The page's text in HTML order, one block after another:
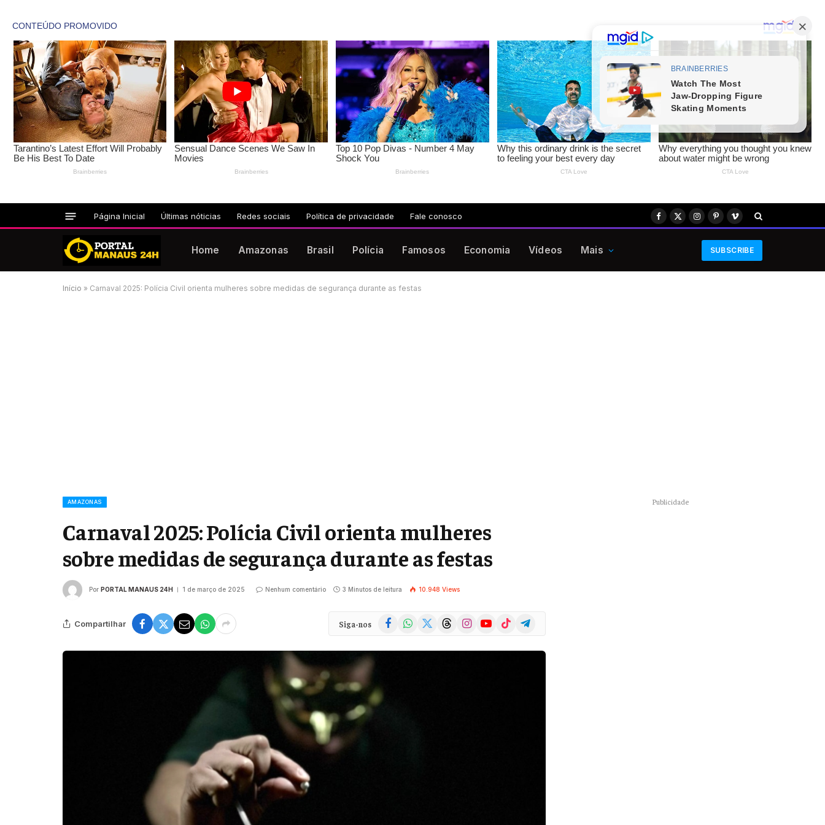
Página Inicial Últimas nóticias Redes sociais Política de privacidade Fale conosco Facebook
X
Instagram
PinterestVimeo
Home Amazonas Brasil Polícia Famosos Economia Vídeos Mais SUBSCRIBE
Início » Carnaval 2025: Polícia Civil orienta mulheres sobre medidas de segurança durante as festas
AMAZONAS
Carnaval 2025: Polícia Civil orienta mulheres
sobre medidas de segurança durante as festas
Por PORTAL MANAUS 24H 1 de março de 2025 Nenhum comentário 3 Minutos de leitura 10.948 Views
Compartilhar Siga-nos FacebookWhatsApp ThreadsInstagramYouTubeTikTok Telegram
Publicidade